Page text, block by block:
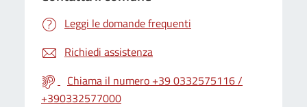
Leggi le domande frequenti
Richiedi assistenza
Chiama il numero +39 0332575116 /
+390332577000